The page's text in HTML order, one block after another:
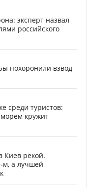
эксперт назвал
российского
похоронили взвод
среди туристов:
кружит
Киев рекой.
м, а лучшей